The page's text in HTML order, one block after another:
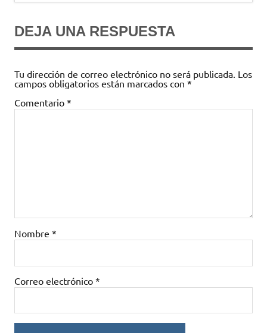
DEJA UNA RESPUESTA
Tu dirección de correo electrónico no será publicada. Los
campos obligatorios están marcados con *
Comentario *
Nombre *
Correo electrónico *